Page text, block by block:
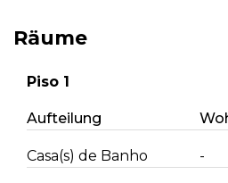
Räume
Piso 1
Aufteilung
Casa(s) de Banho -